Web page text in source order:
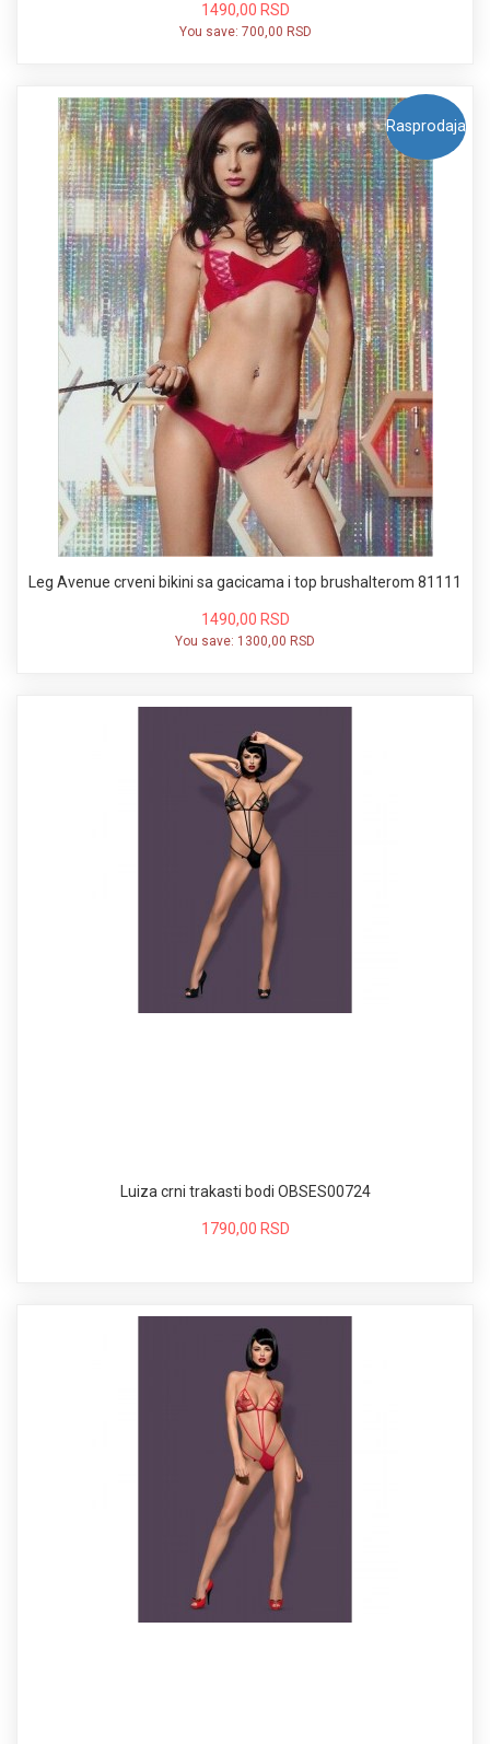
1490,00 RSD
You save: 700,00 RSD
Rasprodaja
Leg Avenue crveni bikini sa gacicama i top brushalterom 81111
1490,00 RSD
You save: 1300,00 RSD
Luiza crni trakasti bodi OBSES00724
1790,00 RSD